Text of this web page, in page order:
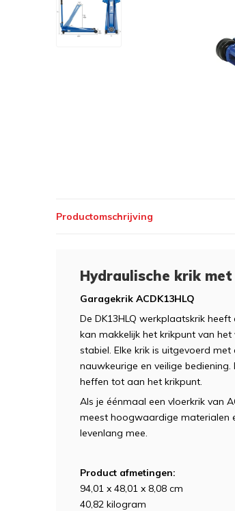
Productomschrijving
Hydraulische krik
Garagekrik ACDK13HLQ
De DK13HLQ werkplaatskrik
kan makkelijk het krikpunt van
stabiel. Elke krik is uitgevoerd
nauwkeurige en veilige
heffen tot aan het krikpunt.
Als je éénmaal een vloerkrik van
meest hoogwaardige materialen
levenlang mee.
Product afmetingen: ‎
94,01 x 48,01 x 8,08 cm
40,82 kilogram